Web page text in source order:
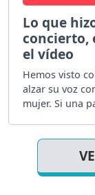
Lo que
concierto,
el vídeo
Hemos visto
alzar su voz
mujer. Si una